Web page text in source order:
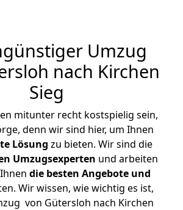
Umzug
nach Kirchen
Sieg
mitunter recht kostspielig sein,
denn wir sind hier, um Ihnen
Lösung zu bieten. Wir sind die
Umzugsexperten und arbeiten
die besten Angebote und
Wir wissen, wie wichtig es ist,
von Gütersloh nach Kirchen